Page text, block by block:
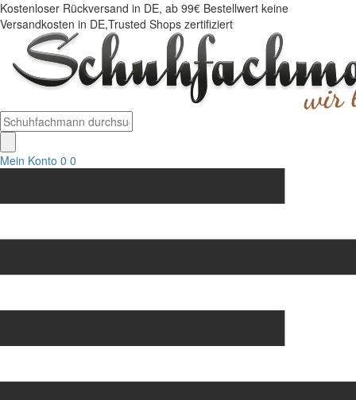
Kostenloser Rückversand in DE, ab 99€ Bestellwert keine
Versandkosten in DE,Trusted Shops zertifiziert
Mein Konto 0 0